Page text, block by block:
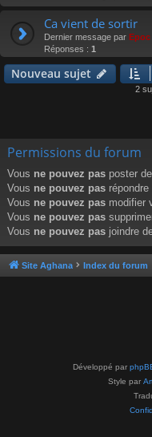
Ca vient de sortir
Dernier message par Epoc
Réponses : 1
Nouveau sujet
2
Permissions du forum
Vous ne pouvez pas poster
Vous ne pouvez pas
Vous ne pouvez pas modifier
Vous ne pouvez pas
Vous ne pouvez pas joindre
Site Aghana Index du forum
Développé par
Style par